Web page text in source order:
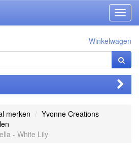
Winkelwagen
merken
Yvonne Creations
- White Lily